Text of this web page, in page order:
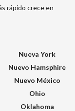
rápido crece en
Nueva York
Nuevo Hamsphire
Nuevo México
Ohio
Oklahoma